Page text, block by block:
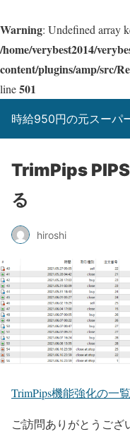
Warning: Undefined array
/home/verybest2014/
content/plugins/amp/src/
line501
時給950円の元スーパ
TrimPips
る
hiroshi
TrimPips機能強化の一覧
ご訪問ありがとうござ